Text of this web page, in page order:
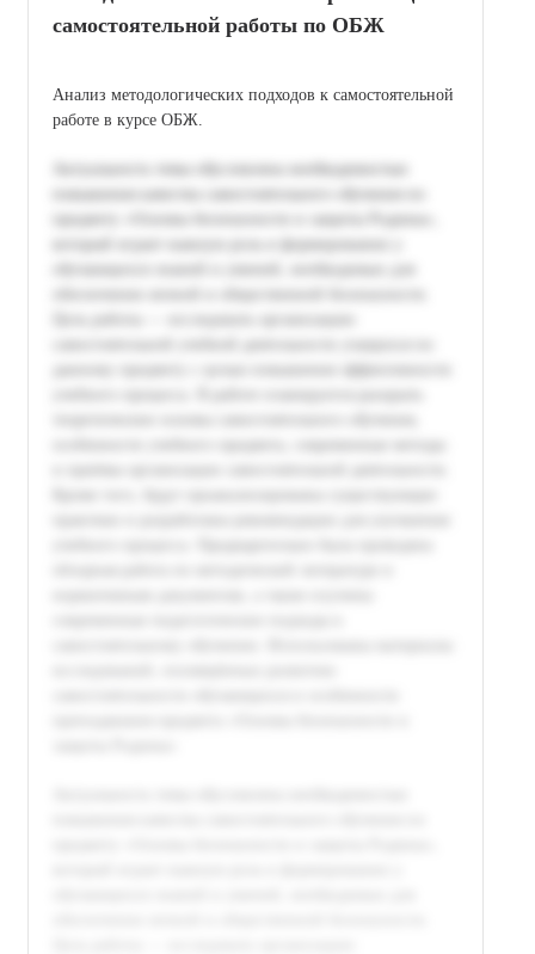
самостоятельной работы по ОБЖ
Анализ методологических подходов к самостоятельной
работе в курсе ОБЖ.